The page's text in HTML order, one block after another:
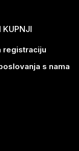
KUPNJI
registraciju
s nama